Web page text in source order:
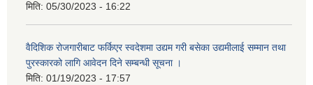
मिति: 05/30/2023 - 16:22
वैदिशिक रोजगारीबाट फर्किएर स्वदेशमा उद्यम गरी बसेका उद्यमीलाई सम्मान तथा
पुरस्कारको लागि आवेदन दिने सम्बन्धी सूचना ।
मिति: 01/19/2023 - 17:57